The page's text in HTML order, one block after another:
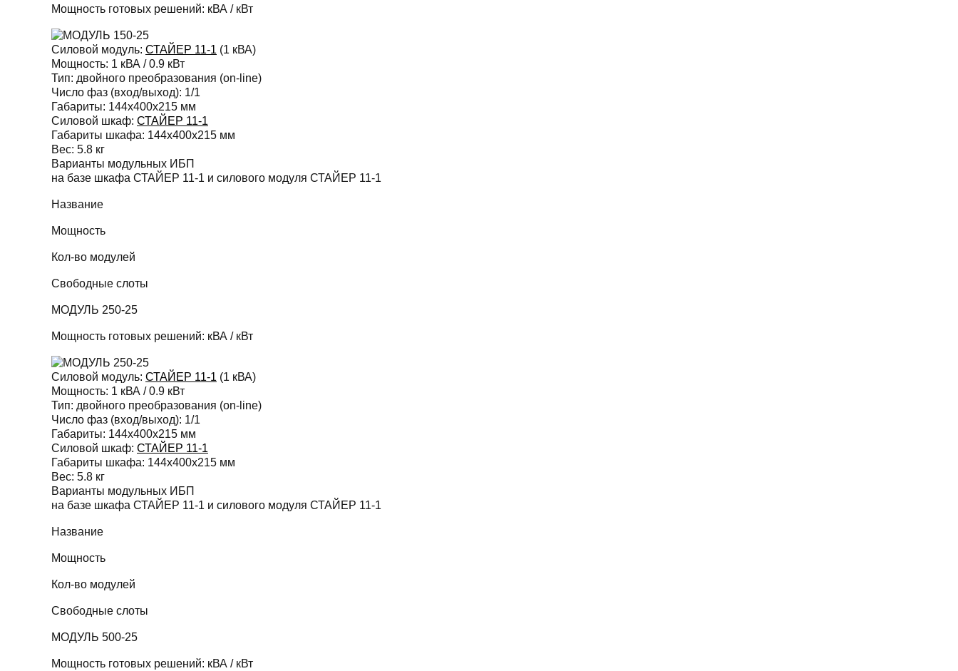
Мощность готовых решений: кВА / кВт
Силовой модуль: СТАЙЕР 11-1 (1 кВА)
Мощность: 1 кВА / 0.9 кВт
Тип: двойного преобразования (on-line)
Число фаз (вход/выход): 1/1
Габариты: 144х400х215 мм
Силовой шкаф: СТАЙЕР 11-1
Габариты шкафа: 144х400х215 мм
Вес: 5.8 кг
Варианты модульных ИБП
на базе шкафа СТАЙЕР 11-1 и силового модуля СТАЙЕР 11-1
Название
Мощность
Кол-во модулей
Свободные слоты
МОДУЛЬ 250-25
Мощность готовых решений: кВА / кВт
Силовой модуль: СТАЙЕР 11-1 (1 кВА)
Мощность: 1 кВА / 0.9 кВт
Тип: двойного преобразования (on-line)
Число фаз (вход/выход): 1/1
Габариты: 144х400х215 мм
Силовой шкаф: СТАЙЕР 11-1
Габариты шкафа: 144х400х215 мм
Вес: 5.8 кг
Варианты модульных ИБП
на базе шкафа СТАЙЕР 11-1 и силового модуля СТАЙЕР 11-1
Название
Мощность
Кол-во модулей
Свободные слоты
МОДУЛЬ 500-25
Мощность готовых решений: кВА / кВт